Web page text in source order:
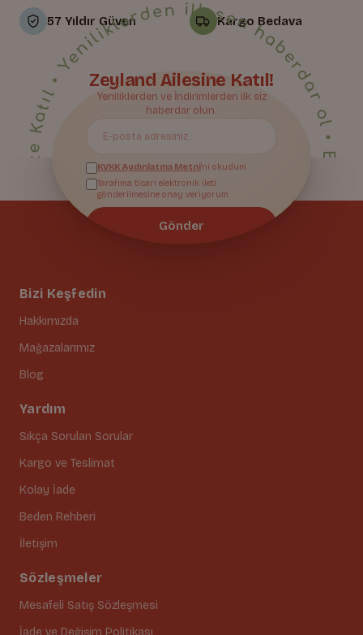
57 Yıldır Güven Kargo Bedava
Bizi Keşfedin
Hakkımızda
Mağazalarımız
Blog
Yardım
Sıkça Sorulan Sorular
Kargo ve Teslimat
Kolay İade
Beden Rehberi
İletişim
Sözleşmeler
Mesafeli Satış Sözleşmesi
İade ve Değişim Politikası
Bize Katıl• Yeniliklerden ilk sen haberdar ol • Bize Katıl • Yeniliklerden ilk sen haberdar ol • Bize Katıl • Yeniliklerden ilk sen haberdar ol • Bize Katıl • Yeniliklerden ilk sen haberdar ol • Bize Katıl • Yeniliklerden ilk sen haberdar ol • Bize Katıl • Yeniliklerden ilk sen haberdar ol • Bize Katıl • Yeniliklerden ilk sen haberdar ol • Bize Katıl • Yeniliklerden ilk sen haberdar ol • Bize Katıl • Yeniliklerden ilk sen haberdar ol • Bize Katıl • Yeniliklerden ilk sen haberdar ol • Bize Katıl • Yeniliklerden ilk sen haberdar ol • Bize Katıl • Yeniliklerden ilk sen haberdar ol • Bize Katıl • Yeniliklerden ilk sen haberdar ol • Bize Katıl • Yeniliklerden ilk sen haberdar ol • Bize Katıl • Yeniliklerden ilk sen haberdar ol • Bize Katıl • Yeniliklerden ilk sen haberdar ol • Bize Katıl • Yeniliklerden ilk sen haberdar ol • Bize Katıl • Yeniliklerden ilk sen haberdar ol • Bize Katıl • Yeniliklerden ilk sen haberdar ol •
Zeyland Ailesine Katıl!
Yeniliklerden ve İndirimlerden ilk siz
haberdar olun.
KVKK Aydınlatma Metni'ni okudum.
Tarafıma ticari elektronik ileti
gönderilmesine onay veriyorum.
Gönder